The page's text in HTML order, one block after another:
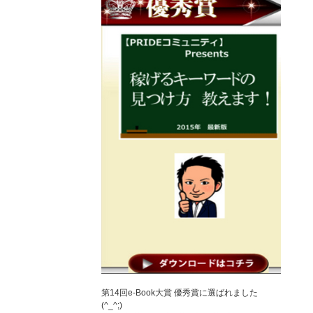
第14回e-Book大賞 優秀賞に選ばれました
(^_^;)